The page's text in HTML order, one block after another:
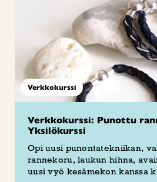
Verkkokurssi
Verkkokurssi: Punottu
Yksilökurssi
Opi uusi punontatekniikan,
rannekoru, laukun hihna,
uusi vyö kesämekon kanssa